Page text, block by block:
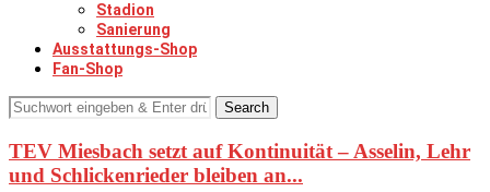
Stadion
Sanierung
Ausstattungs-Shop
Fan-Shop
Search
TEV Miesbach setzt auf Kontinuität – Asselin, Lehr
und Schlickenrieder bleiben an...